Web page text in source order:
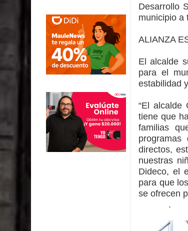
Desarrollo
municipio a
ALIANZA
El alcalde
para el
estabilidad
“El alcalde
tiene que
familias
directos,
nuestras
Dideco, el
para que
se ofrecen
.